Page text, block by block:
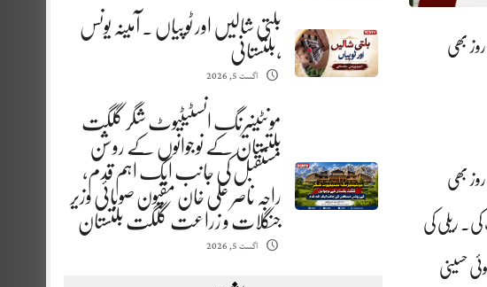
بلتی شالیں اور ٹوپیاں . آمینہ یونس
،بلتستانی
اگست 5, 2026
مونٹینیرنگ انسٹیٹیوٹ شگر گلگت
بلتستان کے نوجوانوں کے روشن
مستقبل کی جانب ایک اہم قدم،
راجہ ناصر علی خان مقپون صوبائی وزیر
جنگلات و زراعت گلگت بلتستان
اگست 5, 2026
بھی
بھی
کی۔ ریلی کی
حسینی